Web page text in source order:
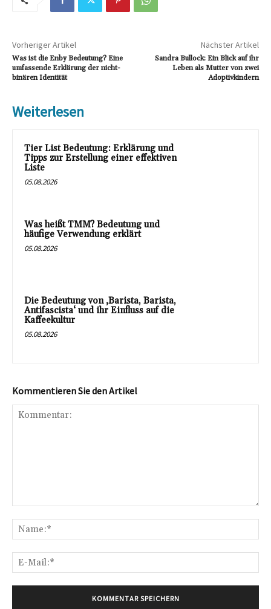
Vorheriger Artikel
Was ist die Enby Bedeutung? Eine
umfassende Erklärung der nicht-
binären Identität
Nächster Artikel
Sandra Bullock: Ein Blick auf ihr
Leben als Mutter von zwei
Adoptivkindern
Weiterlesen
Tier List Bedeutung: Erklärung und
Tipps zur Erstellung einer effektiven
Liste
05.08.2026
Was heißt TMM? Bedeutung und
häufige Verwendung erklärt
05.08.2026
Die Bedeutung von ‚Barista, Barista,
Antifascista‘ und ihr Einfluss auf die
Kaffeekultur
05.08.2026
Kommentieren Sie den Artikel